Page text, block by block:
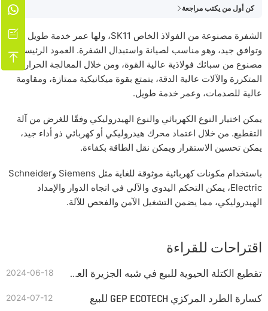
كن أول من يكتب مراجعة
الشفرة مصنوعة من الفولاذ الخاص SK11، ولها عمر خدمة طويل
وتوافق جيد، وهو مناسب لصيانة واستبدال الشفرة. العمود الرئيسي
مصنوع من سبائك فولاذية عالية القوة، ومن خلال المعالجة الحرارية
المتكررة والآلات عالية الدقة، يتمتع بقوة ميكانيكية ممتازة، ومقاومة
عالية للصدمات، وعمر خدمة طويل.
يمكن اختيار النوع الكهربائي والنوع الهيدروليكي وفقًا للغرض من آلة
التقطيع. من خلال اعتماد محرك هيدروليكي أو كهربائي ذو أداء جيد،
يمكن تحسين الاستقرار ويمكن نقل الطاقة بكفاءة.
باستخدام مكونات كهربائية موثوقة للغاية مثل Siemens وSchneider
Electric، يمكن التحكم اليدوي والآلي في اتجاه الدوار والإمداد
الهيدروليكي، مما يضمن التشغيل الآمن والفحص للآلة.
اقتراحات للقراءة
تقطيع الكتلة الحيوية للبيع في شبه الجزيرة العربية 2024-06-18
كسارة الطرد المركزي GEP ECOTECH للبيع 2024-07-12


